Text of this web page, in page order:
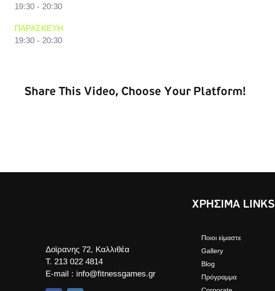
19:30 - 20:30
ΠΑΡΑΣΚΕΥΗ
19:30 - 20:30
Share This Video, Choose Your Platform!
Δοϊρανης 72, Καλλιθέα
Τ.213 022 4814
E-mail : info@fitnessgames.gr
ΧΡΗΣΙΜΑ LINKS
Ποιοι είμαστε
Gallery
Blog
Πρόγραμμα